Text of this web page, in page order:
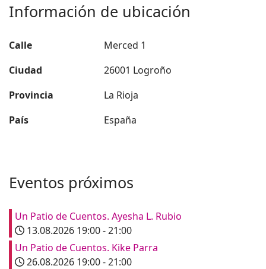
Información de ubicación
Calle
Merced 1
Ciudad
26001 Logroño
Provincia
La Rioja
País
España
Eventos próximos
Un Patio de Cuentos. Ayesha L. Rubio
13.08.2026 19:00-21:00
Un Patio de Cuentos. Kike Parra
26.08.2026 19:00-21:00